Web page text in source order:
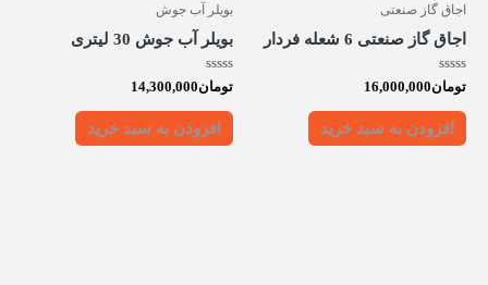
اجاق گاز صنعتی
اجاق گاز صنعتی 6 شعله فردار
امتیاز
0
از
تومان16,000,000
افزودن به سبد خرید
بویلر آب جوش
بویلر آب جوش 30 لیتری
امتیاز
0
از
تومان14,300,000
افزودن به سبد خرید